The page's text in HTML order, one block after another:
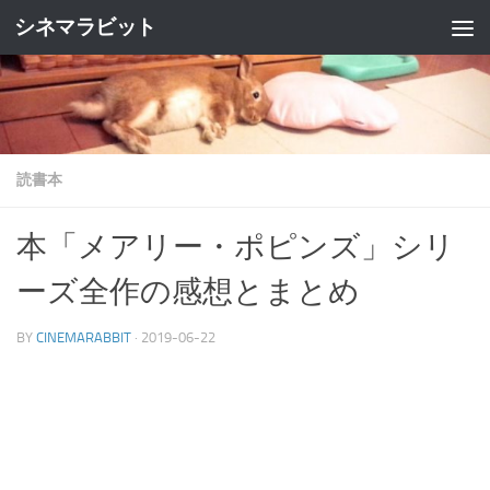
コンテンツへスキップ
シネマラビット
読書本
本「メアリー・ポピンズ」シリ
ーズ全作の感想とまとめ
BY CINEMARABBIT · 2019-06-22